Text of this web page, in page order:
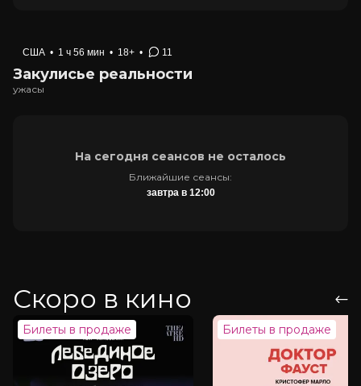
США • 1 ч 56 мин • 18+ • 11
Закулисье реальности
ужасы
На сегодня сеансов не осталось
Ближайшие сеансы:
завтра в 12:00
Скоро в кино
Билеты в продаже Билеты в продаже